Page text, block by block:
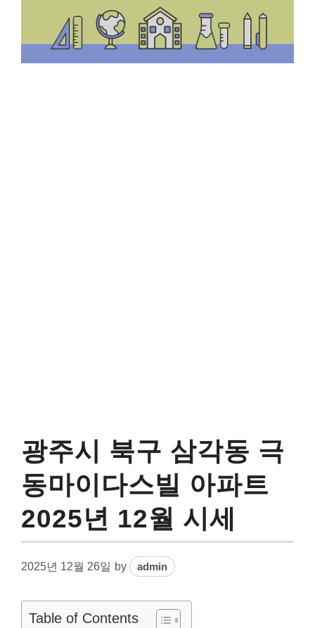
광주시 북구 삼각동 극
동마이다스빌 아파트
2025년 12월 시세
2025년 12월 26일 by admin
Table of Contents